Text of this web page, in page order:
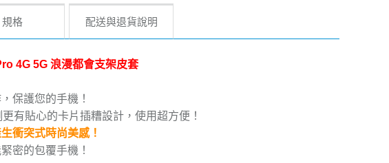
規格 配送與退貨說明
4G 5G 浪漫都會支架皮套
保護您的手機！
有貼心的卡片插糟設計，使用超方便！
衝突式時尚美感！
密的包覆手機！